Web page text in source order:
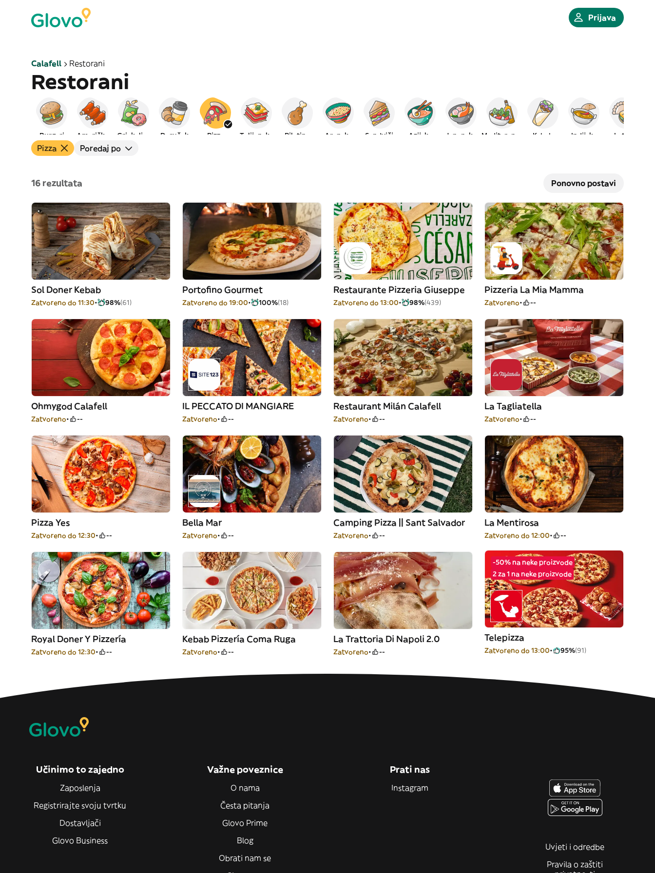
Prijava
Calafell Restorani
Restorani
Burgeri Američka Grickalice Doručak Pizza Talijanska Piletina Arapska Sendviči Azijska Japanska Kebab Indijska Latino
Pizza Poredaj po
16 rezultata Ponovno postavi
Sol Doner Kebab
Zatvoreno do 11:30 98%(61)
Portofino Gourmet
Zatvoreno do 19:00 100%(18)
Restaurante Pizzeria Giuseppe
Zatvoreno do 13:00 98%(439)
Pizzeria La Mia Mamma
Zatvoreno --
Ohmygod Calafell
Zatvoreno --
IL PECCATO DI MANGIARE
Zatvoreno --
Restaurant Milán Calafell
Zatvoreno --
La Tagliatella
Zatvoreno --
Pizza Yes
Zatvoreno do 12:30 --
Bella Mar
Zatvoreno --
Camping Pizza || Sant Salvador
Zatvoreno --
La Mentirosa
Zatvoreno do 12:00 --
Royal Doner Y Pizzería
Zatvoreno do 12:30 --
Kebab Pizzería Coma Ruga
Zatvoreno --
La Trattoria Di Napoli 2.0
Zatvoreno --
-50% na neke proizvode
2 za 1 na neke proizvode
Telepizza
Zatvoreno do 13:00 95%(91)
Učinimo to zajedno
Zaposlenja
Registrirajte svoju tvrtku
Dostavljači
Glovo Business
Važne poveznice
O nama
Česta pitanja
Glovo Prime
Blog
Obrati nam se
Prati nas
Instagram
Uvjeti i odredbe
Pravila o zaštiti